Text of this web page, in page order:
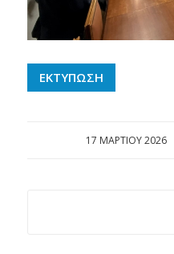
ΕΚΤΥΠΩΣΗ
17 ΜΑΡΤΊΟΥ 2026
/